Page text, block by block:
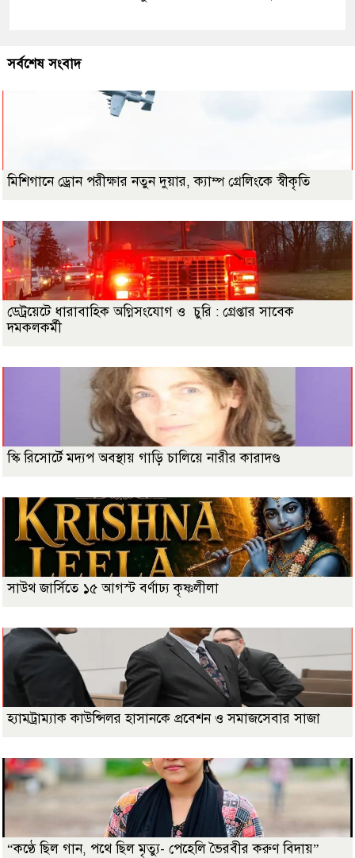
সর্বশেষ সংবাদ
মিশিগানে ড্রোন পরীক্ষার নতুন দুয়ার, ক্যাম্প গ্রেলিংকে স্বীকৃতি
ডেট্রয়েটে ধারাবাহিক অগ্নিসংযোগ ও চুরি : গ্রেপ্তার সাবেক
দমকলকর্মী
স্কি রিসোর্টে মদ্যপ অবস্থায় গাড়ি চালিয়ে নারীর কারাদণ্ড
সাউথ জার্সিতে ১৫ আগস্ট বর্ণাঢ্য কৃষ্ণলীলা
হ্যামট্রাম্যাক কাউন্সিলর হাসানকে প্রবেশন ও সমাজসেবার সাজা
“কণ্ঠে ছিল গান, পথে ছিল মৃত্যু- পেহেলি ভৈরবীর করুণ বিদায়”